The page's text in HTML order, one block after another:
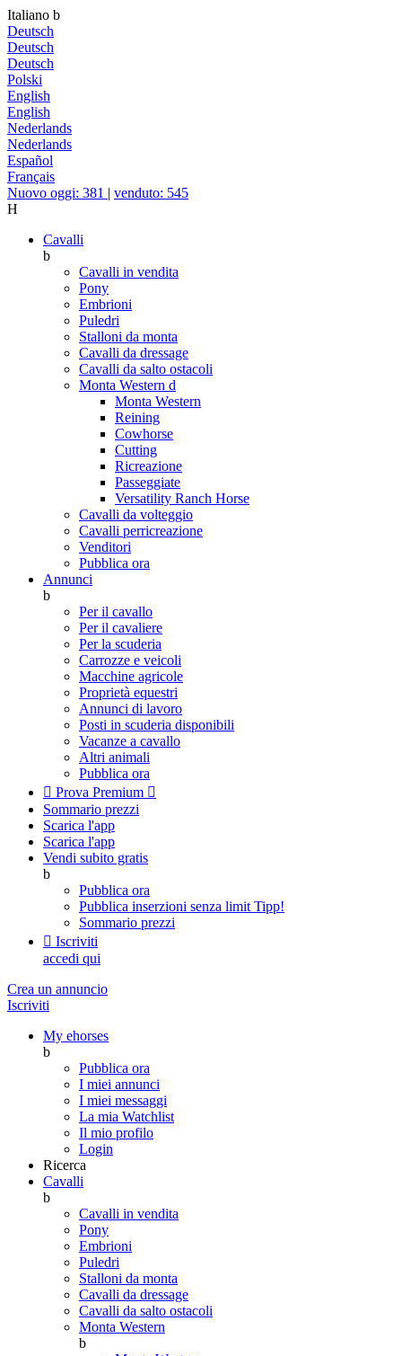
Italiano b
Deutsch
Deutsch
Deutsch
Polski
English
English
Nederlands
Nederlands
Español
Français
Nuovo oggi: 381 | venduto: 545
H
Cavalli
b
Cavalli in vendita
Pony
Embrioni
Puledri
Stalloni da monta
Cavalli da dressage
Cavalli da salto ostacoli
Monta Western d
Monta Western
Reining
Cowhorse
Cutting
Ricreazione
Passeggiate
Versatility Ranch Horse
Cavalli da volteggio
Cavalli perricreazione
Venditori
Pubblica ora
Annunci
b
Per il cavallo
Per il cavaliere
Per la scuderia
Carrozze e veicoli
Macchine agricole
Proprietà equestri
Annunci di lavoro
Posti in scuderia disponibili
Vacanze a cavallo
Altri animali
Pubblica ora
 Prova Premium 
Sommario prezzi
Scarica l'app
Scarica l'app
Vendi subito gratis
b
Pubblica ora
Pubblica inserzioni senza limit Tipp!
Sommario prezzi
 Iscriviti
accedi qui
Crea un annuncio
Iscriviti
My ehorses
b
Pubblica ora
I miei annunci
I miei messaggi
La mia Watchlist
Il mio profilo
Login
Ricerca
Cavalli
b
Cavalli in vendita
Pony
Embrioni
Puledri
Stalloni da monta
Cavalli da dressage
Cavalli da salto ostacoli
Monta Western
b